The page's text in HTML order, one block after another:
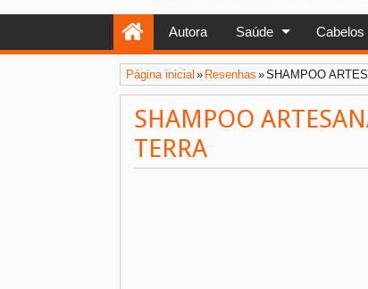
Autora Saúde Cabelos
Página inicial » Resenhas »SHAMPOO
SHAMPOO
TERRA